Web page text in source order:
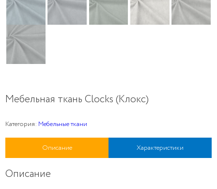
Мебельная ткань Clocks (Клокс)
Категория: Мебельные ткани
Описание Характеристики
Описание